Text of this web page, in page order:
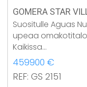
GOMERA STAR
Suositulle Aguas
upeaa
Kaikissa…
459900 €
REF: GS 2151